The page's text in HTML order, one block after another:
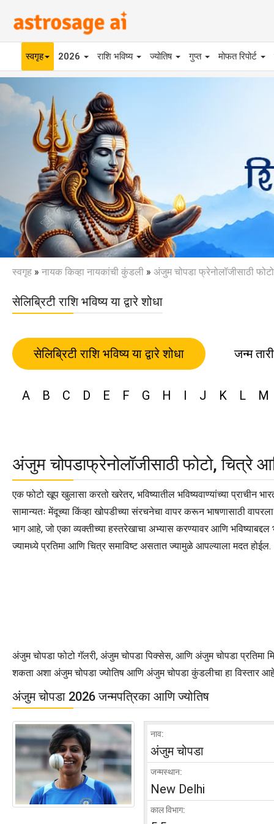
स्वगृह 2026 राशि भविष्य ज्योतिष गुप्त मोफत रिपोर्ट
Previous
स्वगृह » नायक किव्हा नायकांची कुंडली » अंजुम चोपडा फ्रेनोलॉजीसाठी
सेलिब्रिटी राशि भविष्य या द्वारे शोधा
सेलिब्रिटी राशि भविष्य या द्वारे शोधा जन्म
A B C D E F G H I J K L M
अंजुम चोपडाफ्रेनोलॉजीसाठी फोटो, चित्रे
एक फोटो खूप खुलासा करतो खरेतर, भविष्यातील भविष्यवाण्यांच्या प्राचीन
सामान्यतः मेंदूच्या किंव्हा खोपडीच्या संरचनेचा वापर करून भाषणासाठी
भाग आहे, जो एका व्यक्तीच्या हस्तरेखाचा अभ्यास करण्यावर आणि
ज्यामध्ये प्रतिमा आणि चित्र समाविष्ट असतात ज्यामुळे आपल्याला मदत होईल.
अंजुम चोपडा फोटो गॅलरी, अंजुम चोपडा पिक्सेस, आणि अंजुम चोपडा प्रतिमा
शकता अशा अंजुम चोपडा ज्योतिष आणि अंजुम चोपडा कुंडलीचा हा विस्तार
अंजुम चोपडा 2026 जन्मपत्रिका आणि ज्योतिष
नाव:
अंजुम चोपडा
जन्मस्थान:
New Delhi
काल विभाग: